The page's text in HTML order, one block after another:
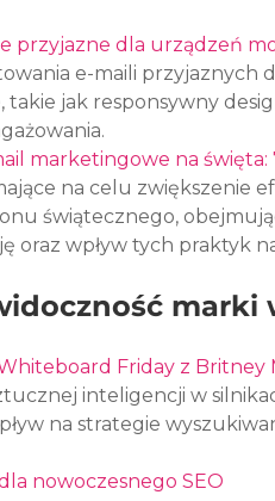
przyjazne dla urządzeń
e-maili przyjaznych
jak responsywny
marketingowe na święta:
na celu zwiększenie
świątecznego,
oraz wpływ tych praktyk
marki
Friday z
inteligencji w
na strategie
nowoczesnego SEO